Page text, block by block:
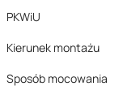
PKWiU
Kierunek montażu
Sposób mocowania